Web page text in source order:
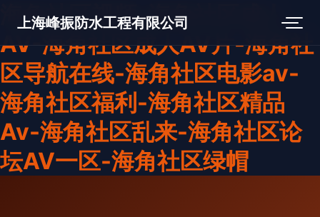
海角社区视频-海角社区成人
AV-海角社区成人AV片-海角社
区导航在线-海角社区电影av-
海角社区福利-海角社区精品
Av-海角社区乱来-海角社区论
坛AV一区-海角社区绿帽
上海峰振防水工程有限公司